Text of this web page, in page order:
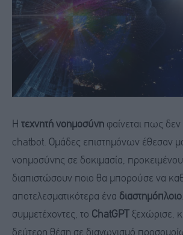
Η τεχνητή νοημοσύνη φαίνεται πως δεν
chatbot. Ομάδες επιστημόνων έθεσαν
νοημοσύνης σε δοκιμασία,
διαπιστώσουν ποιο θα μπορούσε να
αποτελεσματικότερα ένα διαστημόπλοιο
συμμετέχοντες, το ChatGPT
ξεχώρισε,
δεύτερη θέση σε διαγωνισμό